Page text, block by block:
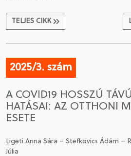
TELJES CIKK
2025/3. szám
A COVID19 HOSSZÚ
HATÁSAI: AZ OTTHONI
ESETE
Ligeti Anna Sára – Stefkovics Ádám –
Júlia